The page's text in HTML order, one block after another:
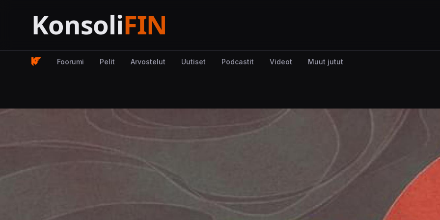
Foorumi Pelit Arvostelut Uutiset Podcastit Videot Muut jutut